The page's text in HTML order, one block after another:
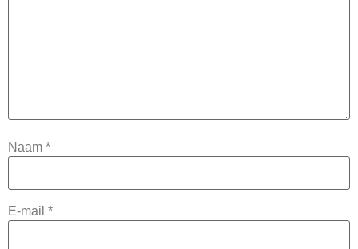
Naam *
E-mail *